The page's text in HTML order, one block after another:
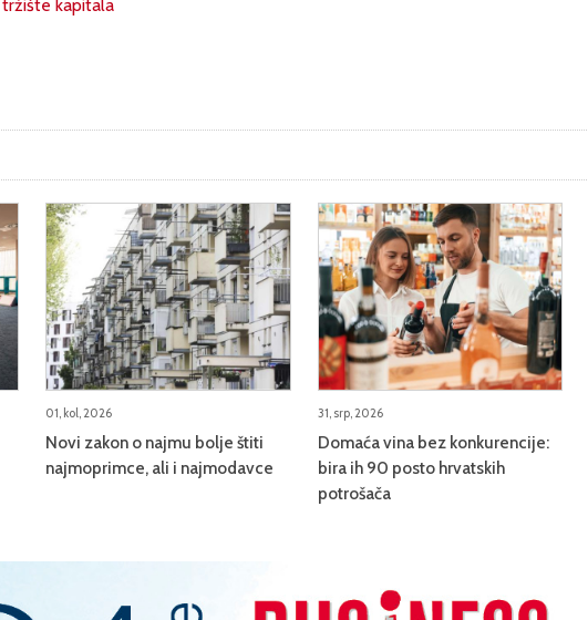
tržište kapitala
01, kol, 2026
Novi zakon o najmu bolje štiti
najmoprimce, ali i najmodavce
31, srp, 2026
Domaća vina bez konkurencije:
bira ih 90 posto hrvatskih
potrošača